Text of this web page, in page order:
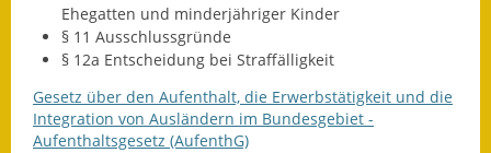
Ehegatten und minderjähriger Kinder
§ 11 Ausschlussgründe
§ 12a Entscheidung bei Straffälligkeit
Gesetz über den Aufenthalt, die Erwerbstätigkeit und die
Integration von Ausländern im Bundesgebiet -
Aufenthaltsgesetz (AufenthG)